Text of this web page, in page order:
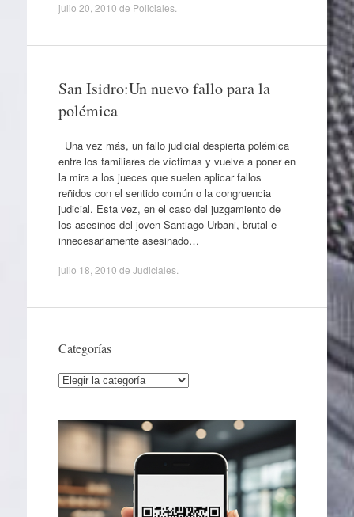
julio 20, 2010 de Policiales.
San Isidro:Un nuevo fallo para la
polémica
Una vez más, un fallo judicial despierta polémica
entre los familiares de víctimas y vuelve a poner en
la mira a los jueces que suelen aplicar fallos
reñidos con el sentido común o la congruencia
judicial. Esta vez, en el caso del juzgamiento de
los asesinos del joven Santiago Urbani, brutal e
innecesariamente asesinado…
julio 18, 2010 de Judiciales.
Categorías
Categorías